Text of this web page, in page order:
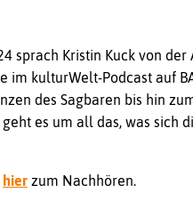
sprach Kristin Kuck von der
im kulturWelt-Podcast auf
des Sagbaren bis hin
es um all das, was sich
hier zum Nachhören.